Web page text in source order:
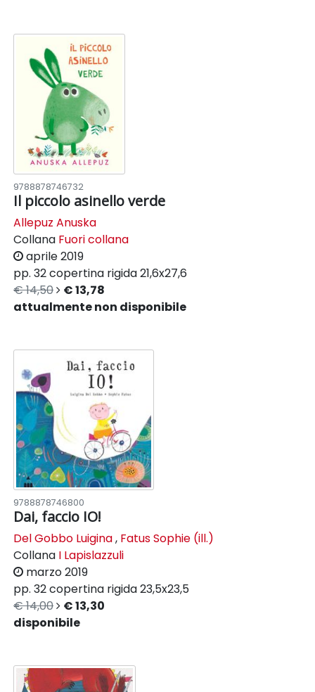
9788878746732
Il piccolo asinello verde
Allepuz Anuska
Collana Fuori collana
aprile 2019
pp. 32copertina rigida21,6x27,6
€ 14,50
€ 13,78
attualmente non disponibile
9788878746800
Dai, faccio IO!
Del Gobbo Luigina, Fatus Sophie (ill.)
Collana I Lapislazzuli
marzo 2019
pp. 32copertina rigida23,5x23,5
€ 14,00
€ 13,30
disponibile